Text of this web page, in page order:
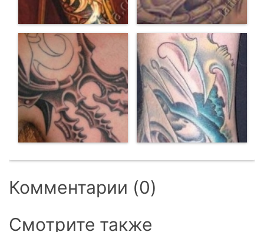
Комментарии (0)
Смотрите также